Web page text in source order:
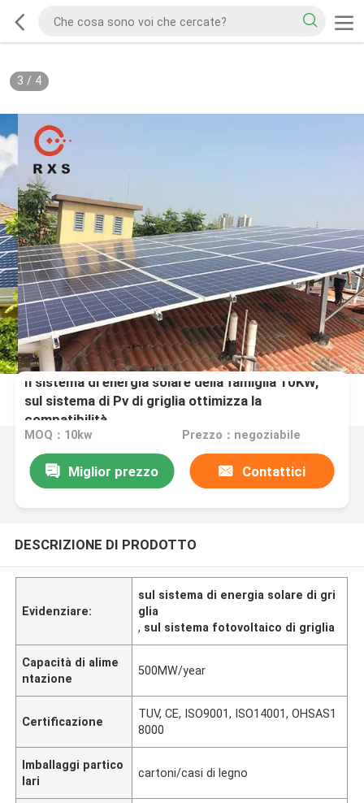
3 / 4
Il sistema di energia solare della famiglia 10KW,
sul sistema di Pv di griglia ottimizza la
compatibilità
MOQ：10kw Prezzo：negoziabile
Miglior prezzo Contattici
DESCRIZIONE DI PRODOTTO
Evidenziare:
sul sistema di energia solare di gri
glia
, sul sistema fotovoltaico di griglia
Capacità di alime
ntazione
500MW/year
Certificazione
TUV, CE, ISO9001, ISO14001, OHSAS1
8000
Imballaggi partico
lari
cartoni/casi di legno